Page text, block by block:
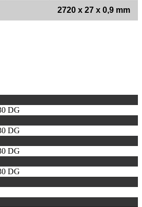
2720 x 27 x 0,9 mm